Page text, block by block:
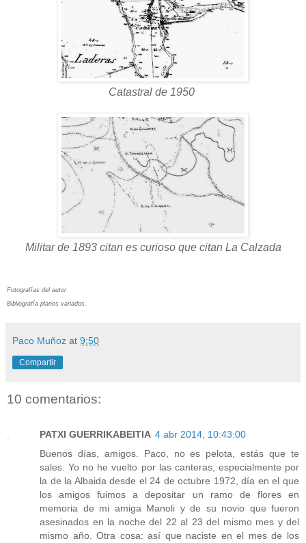
Catastral de 1950
Militar de 1893 citan es curioso que citan La Calzada
Fotografías del autor
Bibliografía planos variados.
Paco Muñoz at 9:50
Compartir
10 comentarios:
PATXI GUERRIKABEITIA 4 abr 2014, 10:43:00
Buenos días, amigos. Paco, no es pelota, estás que te
sales. Yo no he vuelto por las canteras, especialmente por
la de la Albaida desde el 24 de octubre 1972, día en el que
los amigos fuimos a depositar un ramo de flores en
memoria de mi amiga Manoli y de su novio que fueron
asesinados en la noche del 22 al 23 del mismo mes y del
mismo año. Otra cosa: así que naciste en el mes de los